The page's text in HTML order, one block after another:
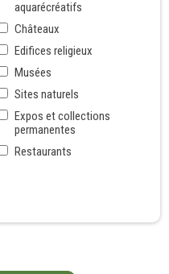
aquarécréatifs
Châteaux
Edifices religieux
Musées
Sites naturels
Expos et collections
permanentes
Restaurants